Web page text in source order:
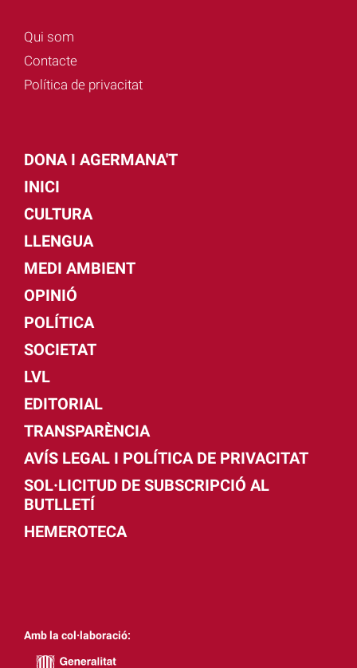
Qui som
Contacte
Política de privacitat
DONA I AGERMANA'T
INICI
CULTURA
LLENGUA
MEDI AMBIENT
OPINIÓ
POLÍTICA
SOCIETAT
LVL
EDITORIAL
TRANSPARÈNCIA
AVÍS LEGAL I POLÍTICA DE PRIVACITAT
SOL·LICITUD DE SUBSCRIPCIÓ AL
BUTLLETÍ
HEMEROTECA
Amb la col·laboració: